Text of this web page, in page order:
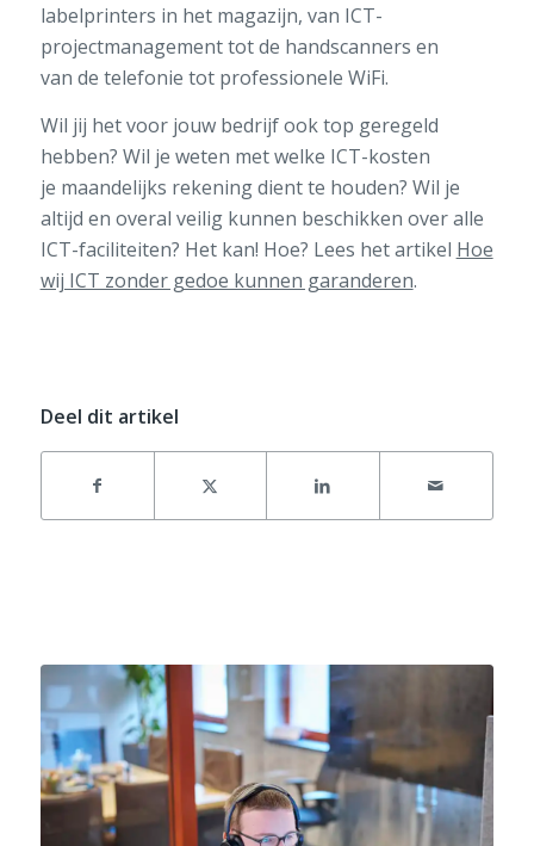
labelprinters in het magazijn, van ICT-
projectmanagement tot de handscanners en
van de telefonie tot professionele WiFi.
Wil jij het voor jouw bedrijf ook top geregeld
hebben? Wil je weten met welke ICT-kosten
je maandelijks rekening dient te houden? Wil je
altijd en overal veilig kunnen beschikken over alle
ICT-faciliteiten? Het kan! Hoe? Lees het artikel Hoe
wij ICT zonder gedoe kunnen garanderen.
Deel dit artikel